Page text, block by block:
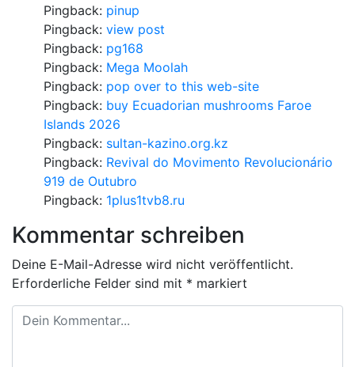
Pingback: pinup
Pingback: view post
Pingback: pg168
Pingback: Mega Moolah
Pingback: pop over to this web-site
Pingback: buy Ecuadorian mushrooms Faroe
Islands 2026
Pingback: sultan-kazino.org.kz
Pingback: Revival do Movimento Revolucionário
919 de Outubro
Pingback: 1plus1tvb8.ru
Kommentar schreiben
Deine E-Mail-Adresse wird nicht veröffentlicht.
Erforderliche Felder sind mit * markiert